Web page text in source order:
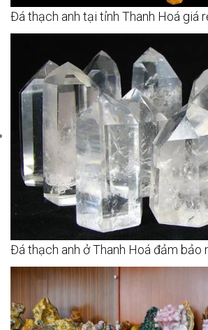
Đá thạch anh tại tỉnh Thanh Hoá giá
Đá thạch anh ở Thanh Hoá đảm bảo